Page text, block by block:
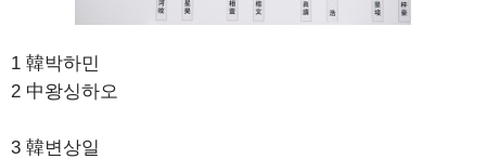
1 韓박하민
2 中왕싱하오
3 韓변상일